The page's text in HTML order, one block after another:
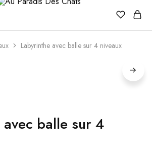
Labyrinthe avec balle sur 4 niveaux
balle sur 4